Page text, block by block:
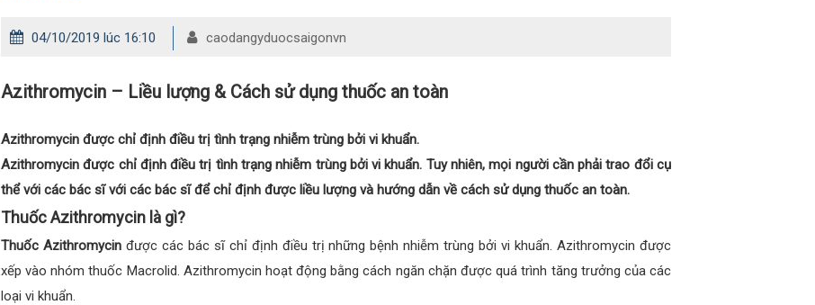
04/10/2019 lúc 16:10 caodangyduocsaigonvn
Azithromycin – Liều lượng & Cách sử dụng thuốc an toàn
Azithromycin được chỉ định điều trị tình trạng nhiễm trùng bởi vi khuẩn.
Azithromycin được chỉ định điều trị tình trạng nhiễm trùng bởi vi khuẩn. Tuy nhiên, mọi người cần phải trao đổi cụ
thể với các bác sĩ với các bác sĩ để chỉ định được liều lượng và hướng dẫn về cách sử dụng thuốc an toàn.
Thuốc Azithromycin là gì?
Thuốc Azithromycin được các bác sĩ chỉ định điều trị những bệnh nhiễm trùng bởi vi khuẩn. Azithromycin được
xếp vào nhóm thuốc Macrolid. Azithromycin hoạt động bằng cách ngăn chặn được quá trình tăng trưởng của các
loại vi khuẩn.